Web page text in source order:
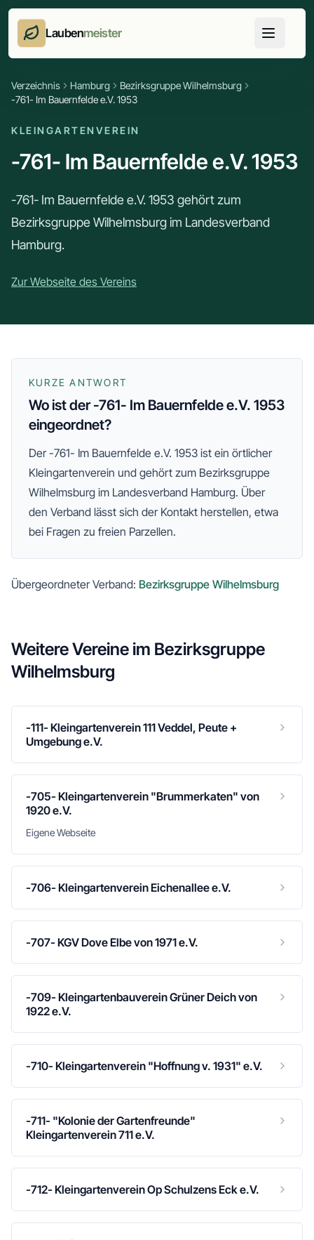
Laubenmeister
Verzeichnis Hamburg
Bezirksgruppe Wilhelmsburg
-761- Im Bauernfelde e.V. 1953
KLEINGARTENVEREIN
-761- Im Bauernfelde e.V. 1953
-761- Im Bauernfelde e.V. 1953 gehört zum
Bezirksgruppe Wilhelmsburg im Landesverband
Hamburg.
Zur Webseite des Vereins
KURZE ANTWORT
Wo ist der -761- Im Bauernfelde e.V. 1953
eingeordnet?
Der-761- Im Bauernfelde e.V. 1953 ist ein örtlicher
Kleingartenverein und gehört zum Bezirksgruppe
Wilhelmsburg im Landesverband Hamburg. Über
den Verband lässt sich der Kontakt herstellen, etwa
bei Fragen zu freien Parzellen.
Übergeordneter Verband: Bezirksgruppe Wilhelmsburg
Weitere Vereine im Bezirksgruppe
Wilhelmsburg
-111- Kleingartenverein 111 Veddel, Peute +
Umgebung e.V.
-705- Kleingartenverein "Brummerkaten" von
1920 e.V.
Eigene Webseite
-706- Kleingartenverein Eichenallee e.V.
-707- KGV Dove Elbe von 1971 e.V.
-709- Kleingartenbauverein Grüner Deich von
1922 e.V.
-710- Kleingartenverein "Hoffnung v. 1931" e.V.
-711- "Kolonie der Gartenfreunde"
Kleingartenverein 711 e.V.
-712- Kleingartenverein Op Schulzens Eck e.V.